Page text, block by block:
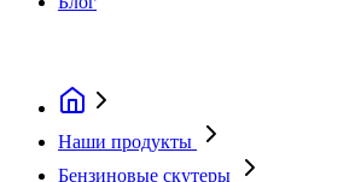
Наши продукты
Бензиновые скутеры